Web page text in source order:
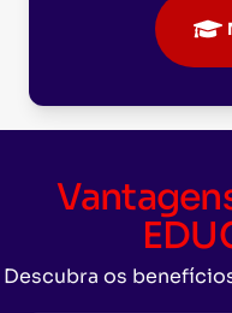
Descubra os